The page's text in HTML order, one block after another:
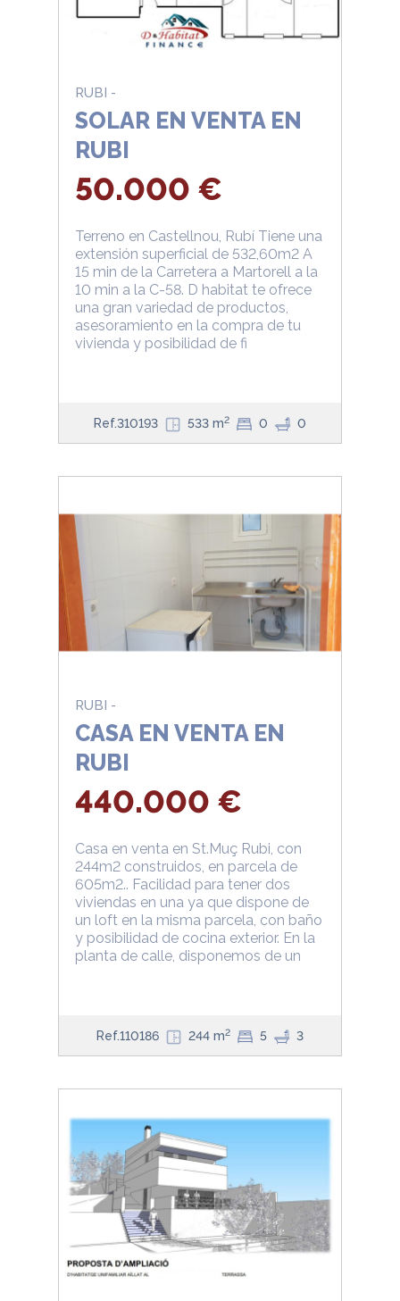
RUBI -
SOLAR EN VENTA EN
RUBI
50.000 €
Terreno en Castellnou, Rubí Tiene una
extensión superficial de 532,60m2 A
15 min de la Carretera a Martorell a la
10 min a la C-58. D habitat te ofrece
una gran variedad de productos,
asesoramiento en la compra de tu
vivienda y posibilidad de fi
Ref.310193 533 m2 0 0
RUBI -
CASA EN VENTA EN
RUBI
440.000 €
Casa en venta en St.Muç Rubi, con
244m2 construidos, en parcela de
605m2.. Facilidad para tener dos
viviendas en una ya que dispone de
un loft en la misma parcela, con baño
y posibilidad de cocina exterior. En la
planta de calle, disponemos de un
Ref.110186 244 m2 5 3